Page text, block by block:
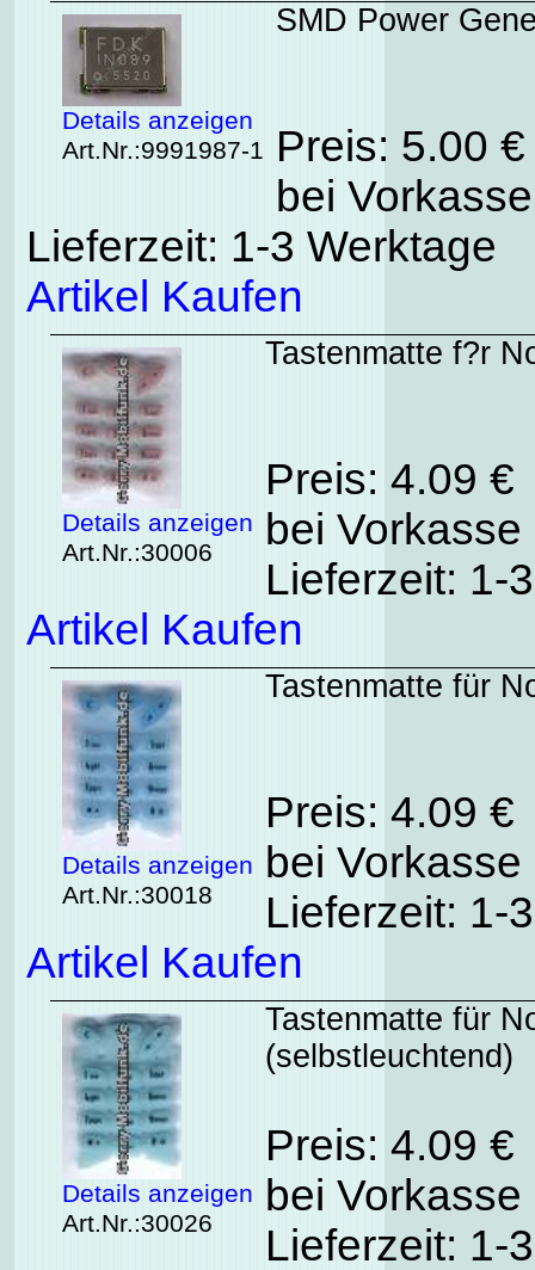
Details anzeigen
Art.Nr.:9991987-1
SMD Power
Preis: 5.00
bei
Lieferzeit: 1-3 Werktage
Artikel Kaufen
Details anzeigen
Art.Nr.:30006
Tastenmatte f?r
Preis: 4.09
bei
Lieferzeit: 1-
Artikel Kaufen
Details anzeigen
Art.Nr.:30018
Tastenmatte für
Preis: 4.09
bei
Lieferzeit: 1-
Artikel Kaufen
Details anzeigen
Art.Nr.:30026
Tastenmatte für
(selbstleuchtend)
Preis: 4.09
bei
Lieferzeit: 1-